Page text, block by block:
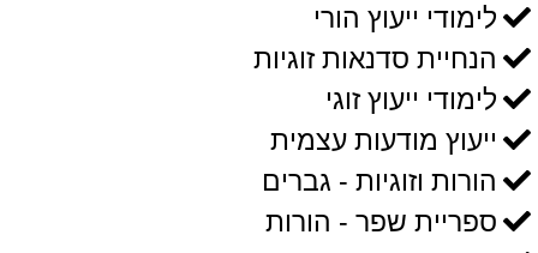
לימודי ייעוץ הורי
הנחיית סדנאות זוגיות
לימודי ייעוץ זוגי
ייעוץ מודעות עצמית
הורות וזוגיות - גברים
ספריית שפר - הורות